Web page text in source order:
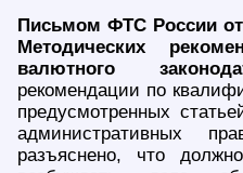
Письмом ФТС России от
Методических
валютного
рекомендации по
предусмотренных
административных
разъяснено, что